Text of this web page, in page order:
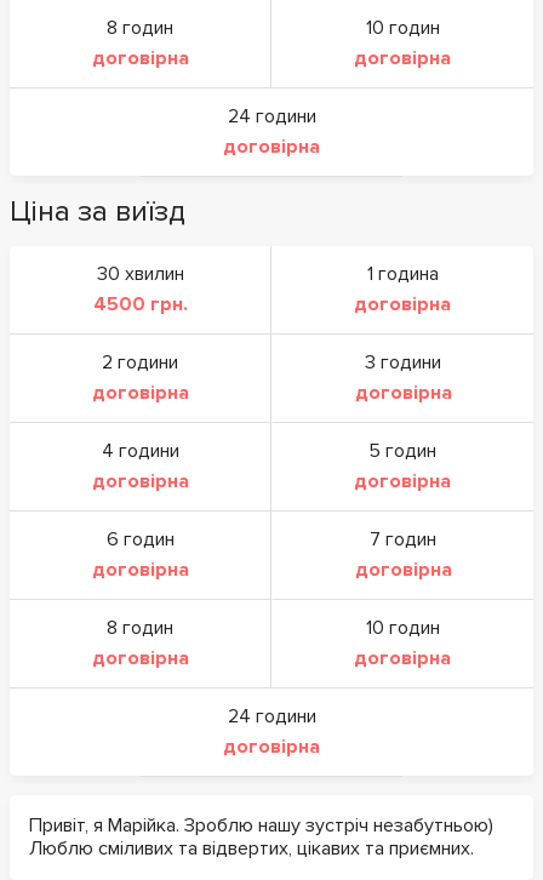
8 годин
договірна
10 годин
договірна
24 години
договірна
Ціна за виїзд
30 хвилин
4500 грн.
1 година
договірна
2 години
договірна
3 години
договірна
4 години
договірна
5 годин
договірна
6 годин
договірна
7 годин
договірна
8 годин
договірна
10 годин
договірна
24 години
договірна
Привіт, я Марійка. Зроблю нашу зустріч незабутньою)
Люблю сміливих та відвертих, цікавих та приємних.